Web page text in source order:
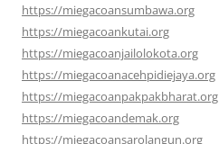
https://miegacoansumbawa.org
https://miegacoankutai.org
https://miegacoanjailolokota.org
https://miegacoanacehpidiejaya.org
https://miegacoanpakpakbharat.org
https://miegacoandemak.org
https://miegacoansarolangun.org